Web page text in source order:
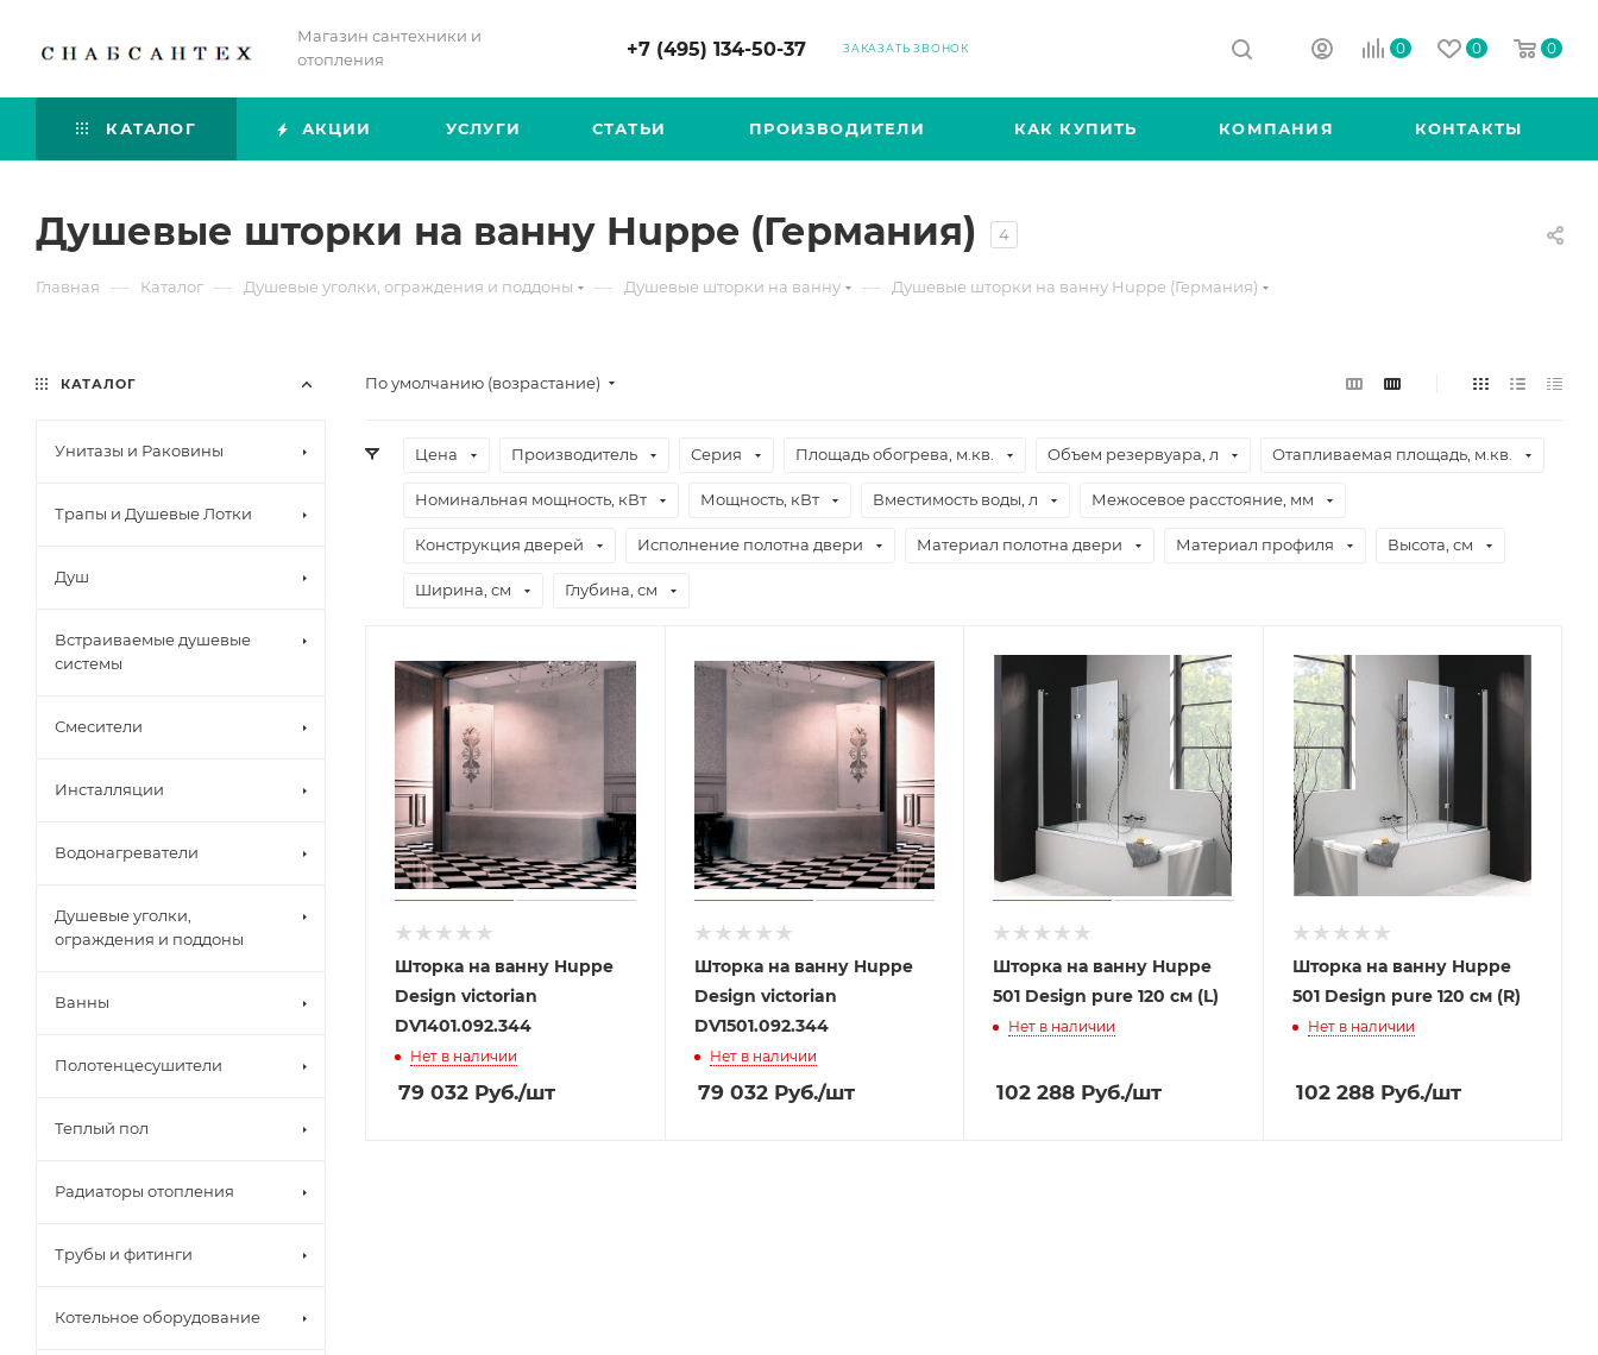
Магазин сантехники и
отопления
+7 (495) 134-50-37 ЗАКАЗАТЬ ЗВОНОК 0 0 0
КАТАЛОГ АКЦИИ УСЛУГИ СТАТЬИ ПРОИЗВОДИТЕЛИ КАК КУПИТЬ КОМПАНИЯ КОНТАКТЫ
Душевые шторки на ванну Huppe (Германия) 4
Главная — Каталог — Душевые уголки, ограждения и поддоны — Душевые шторки на ванну — Душевые шторки на ванну Huppe (Германия)
По умолчанию (возрастание)
Цена Производитель Серия Площадь обогрева, м.кв. Объем резервуара, л Отапливаемая площадь, м.кв.
Номинальная мощность, кВт Мощность, кВт Вместимость воды, л Межосевое расстояние, мм
Конструкция дверей Исполнение полотна двери Материал полотна двери Материал профиля Высота, см
Ширина, см Глубина, см
Шторка на ванну Huppe
Design victorian
DV1401.092.344
Нет в наличии
79 032 Руб./шт
Шторка на ванну Huppe
Design victorian
DV1501.092.344
Нет в наличии
79 032Руб./шт
Шторка на ванну Huppe
501 Design pure 120 см (L)
Нет в наличии
102 288 Руб./шт
Шторка на ванну Huppe
501 Design pure 120 см (R)
Нет в наличии
102 288Руб./шт
КАТАЛОГ
Унитазы и Раковины
Трапы и Душевые Лотки
Душ
Встраиваемые душевые
системы
Смесители
Инсталляции
Водонагреватели
Душевые уголки,
ограждения и поддоны
Ванны
Полотенцесушители
Теплый пол
Радиаторы отопления
Трубы и фитинги
Котельное оборудование